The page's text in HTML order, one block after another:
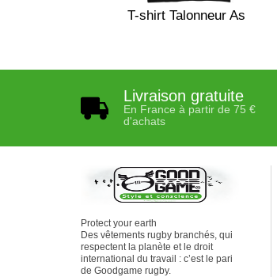
T-shirt Talonneur As
Livraison gratuite
En France à partir de 75 €
d'achats
Protect your earth
Des vêtements rugby branchés, qui
respectent la planète et le droit
international du travail : c’est le pari
de Goodgame rugby.